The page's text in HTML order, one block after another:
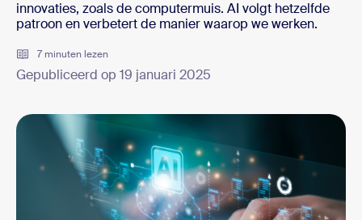
innovaties, zoals de computermuis. AI volgt hetzelfde
patroon en verbetert de manier waarop we werken.
7 minuten lezen
Gepubliceerd op 19 januari 2025